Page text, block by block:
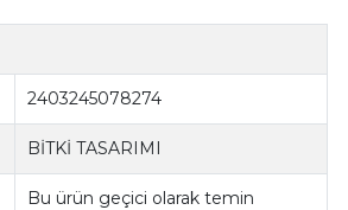
2403245078274
BİTKİ TASARIMI
Bu ürün geçici olarak temin